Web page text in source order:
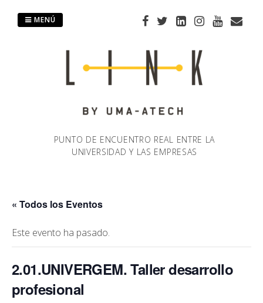
PUNTO DE ENCUENTRO REAL ENTRE LA
UNIVERSIDAD Y LAS EMPRESAS
MENÚ
« Todos los Eventos
Este evento ha pasado.
2.01.UNIVERGEM. Taller desarrollo
profesional